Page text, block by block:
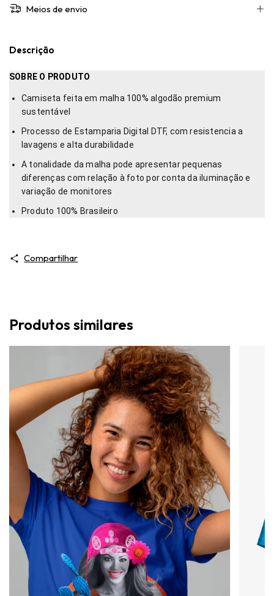
Meios de envio
Descrição
SOBRE O PRODUTO
Camiseta feita em malha 100% algodão premium
sustentável
Processo de Estamparia Digital DTF, com resistencia a
lavagens e alta durabilidade
A tonalidade da malha pode apresentar pequenas
diferenças com relação à foto por conta da iluminação e
variação de monitores
Produto 100% Brasileiro
Compartilhar
Produtos similares